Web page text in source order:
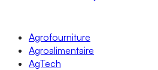
Agrofourniture
Agroalimentaire
AgTech